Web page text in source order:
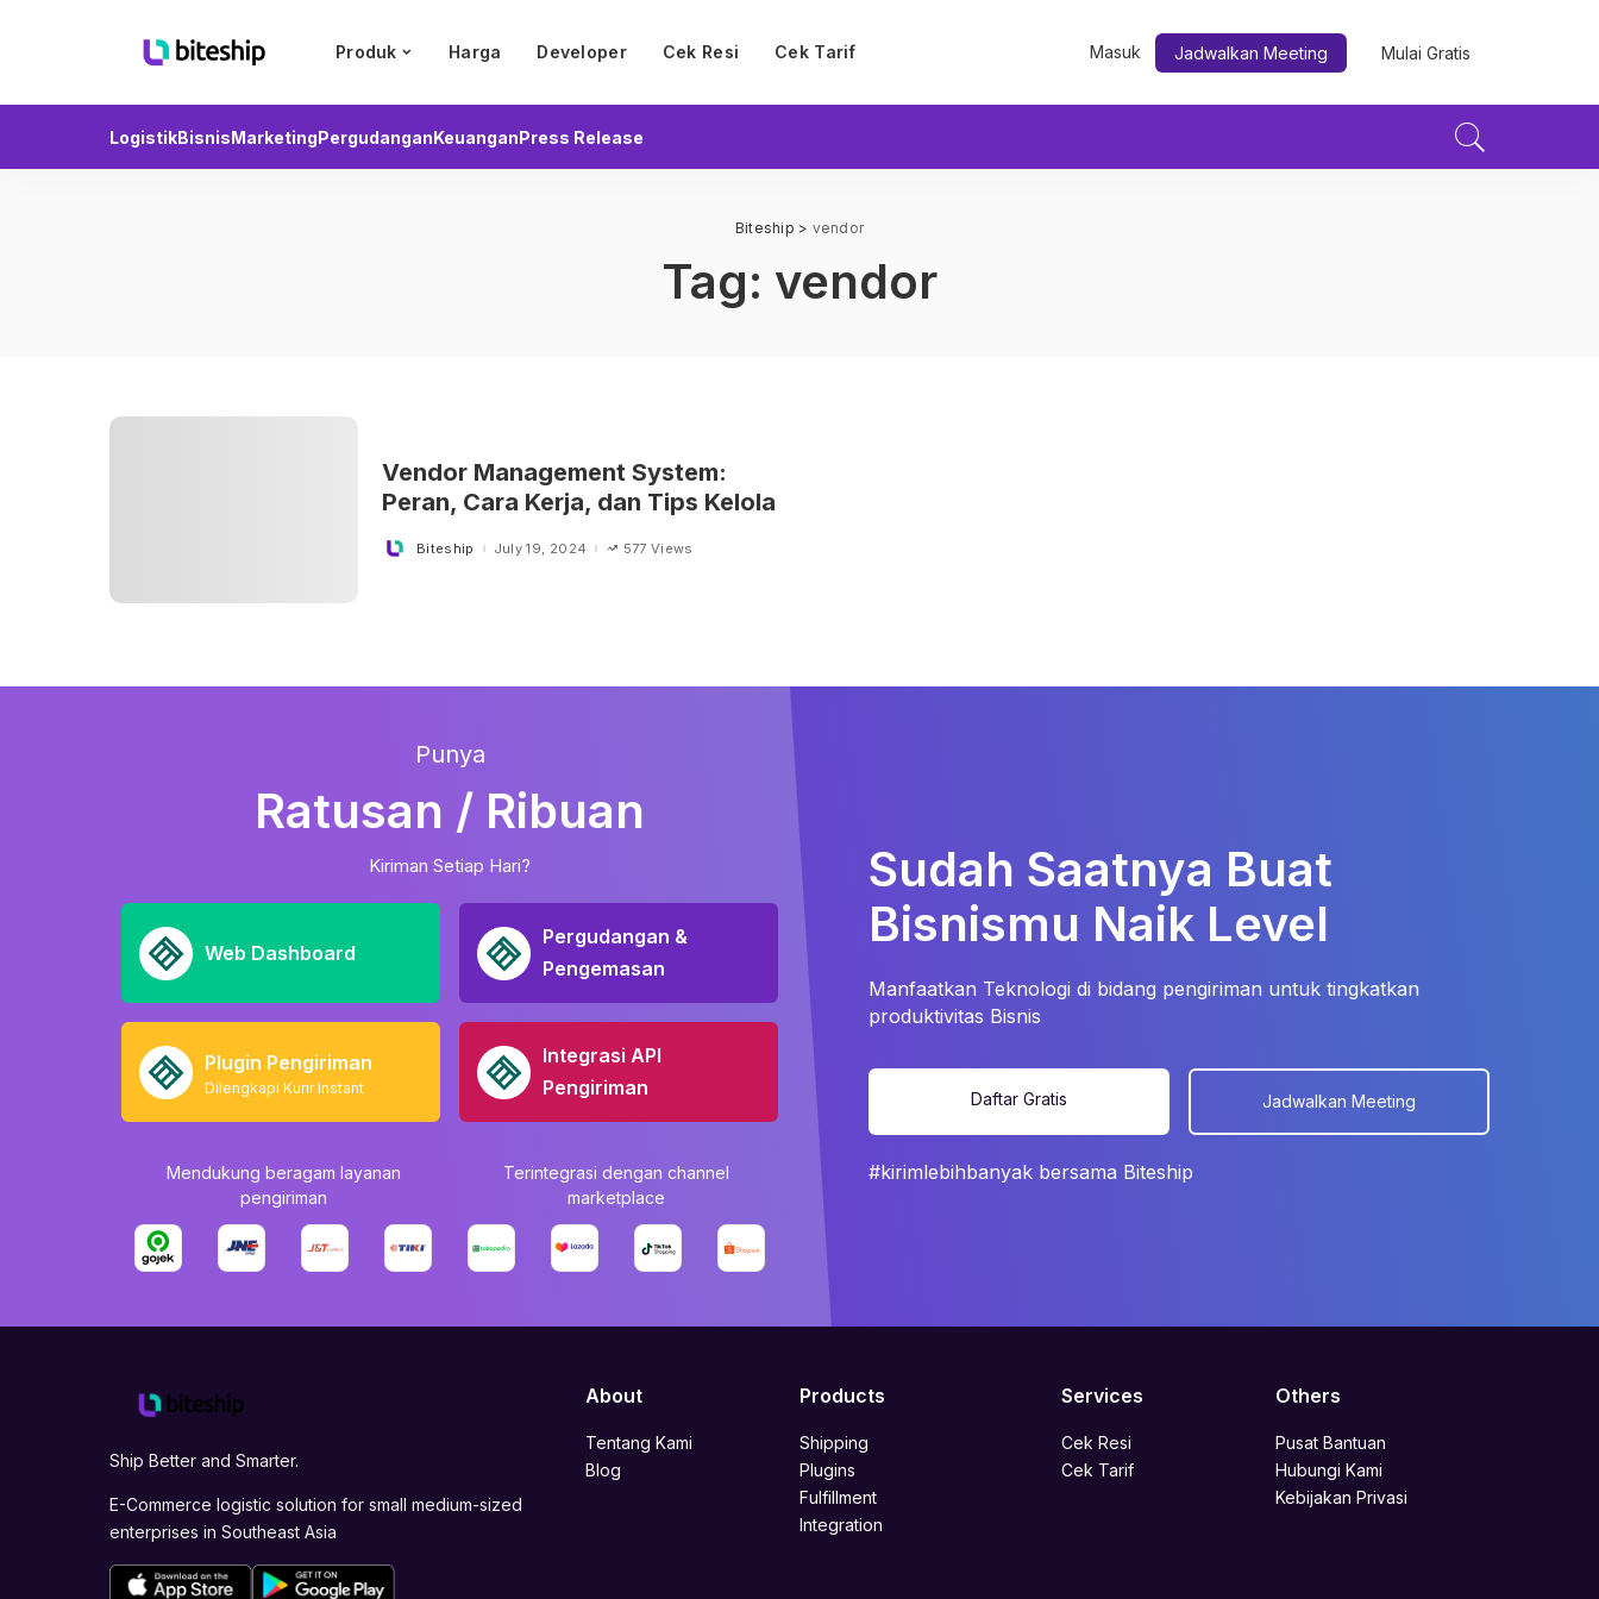
Produk Harga Developer Cek Resi Cek Tarif Masuk Jadwalkan Meeting Mulai Gratis
LogistikBisnisMarketingPergudanganKeuanganPress Release
Biteship > vendor
Tag: vendor
Vendor Management System:
Peran, Cara Kerja, dan Tips Kelola
PostedBiteship July 19, 2024 577 Views
Punya
Ratusan / Ribuan
Kiriman Setiap Hari?
Web Dashboard
Pergudangan &
Pengemasan
Plugin Pengiriman
Dilengkapi Kurir Instant
Integrasi API
Pengiriman
Mendukung beragam layanan
pengiriman
Terintegrasi dengan channel
marketplace
Sudah Saatnya Buat
Bisnismu Naik Level
Manfaatkan Teknologi di bidang pengiriman untuk tingkatkan
produktivitas Bisnis
Daftar Gratis Jadwalkan Meeting
#kirimlebihbanyak bersama Biteship
Ship Better and Smarter.
E-Commerce logistic solution for small medium-sized
enterprises in Southeast Asia
About
Tentang Kami
Blog
Products
Shipping
Plugins
Fulfillment
Integration
Services
Cek Resi
Cek Tarif
Others
Pusat Bantuan
Hubungi Kami
Kebijakan Privasi